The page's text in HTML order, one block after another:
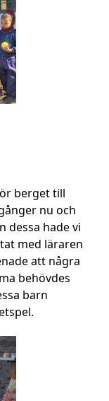
berget till
nu och
dessa hade vi
med läraren
att några
behövdes
barn